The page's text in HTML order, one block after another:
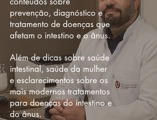
prevenção, diagnóstico e
tratamento de doenças que
afetam o intestino e o ânus.
Além de dicas sobre saúde
intestinal, saúde da mulher
e esclarecimentos sobre os
mais modernos tratamentos
para doenças do intestino e
do ânus.